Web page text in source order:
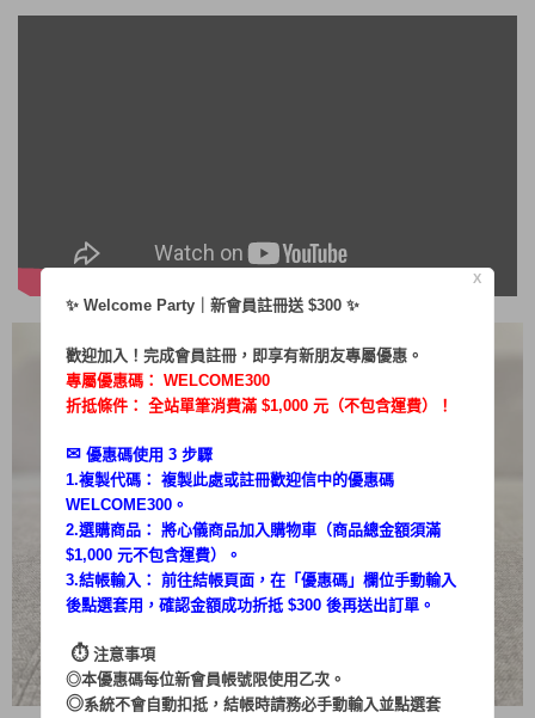
X
✨ Welcome Party｜新會員註冊送 $300 ✨
歡迎加入！完成會員註冊，即享有新朋友專屬優惠。
專屬優惠碼： WELCOME300
折抵條件： 全站單筆消費滿 $1,000 元（不包含運費）！
✉︎ 優惠碼使用 3 步驟
1.複製代碼： 複製此處或註冊歡迎信中的優惠碼
WELCOME300。
2.選購商品： 將心儀商品加入購物車（商品總金額須滿
$1,000 元不包含運費）。
3.結帳輸入： 前往結帳頁面，在「 優惠碼 」欄位手動輸入
後點選套用，確認金額成功折抵 $300 後再送出訂單。
⏱︎ 注意事項
◎本優惠碼每位新會員帳號限使用乙次。
◎系統不會自動扣抵，結帳時請務必手動輸入並點選套